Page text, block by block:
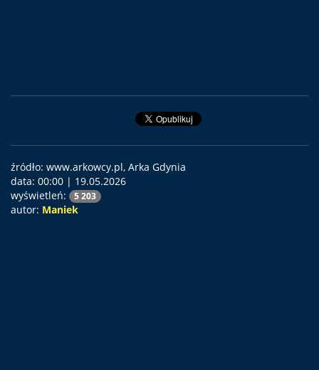
źródło: www.arkowcy.pl, Arka Gdynia
data: 00:00 | 19.05.2026
wyświetleń:
5 203
autor: Maniek